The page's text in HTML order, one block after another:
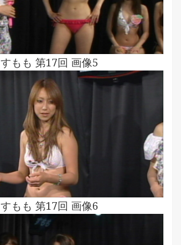
すもも 第17回 画像5
すもも 第17回 画像6